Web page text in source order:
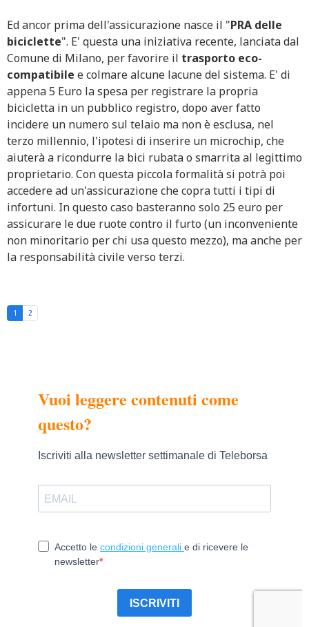
Ed ancor prima dell'assicurazione nasce il "PRA delle
biciclette". E' questa una iniziativa recente, lanciata dal
Comune di Milano, per favorire il trasporto eco-
compatibile e colmare alcune lacune del sistema. E' di
appena 5 Euro la spesa per registrare la propria
bicicletta in un pubblico registro, dopo aver fatto
incidere un numero sul telaio ma non è esclusa, nel
terzo millennio, l'ipotesi di inserire un microchip, che
aiuterà a ricondurre la bici rubata o smarrita al legittimo
proprietario. Con questa piccola formalità si potrà poi
accedere ad un'assicurazione che copra tutti i tipi di
infortuni. In questo caso basteranno solo 25 euro per
assicurare le due ruote contro il furto (un inconveniente
non minoritario per chi usa questo mezzo), ma anche per
la responsabilità civile verso terzi.
1 2